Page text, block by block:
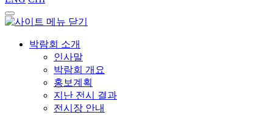
박람회 소개
인사말
박람회 개요
홍보계획
지난 전시 결과
전시장 안내